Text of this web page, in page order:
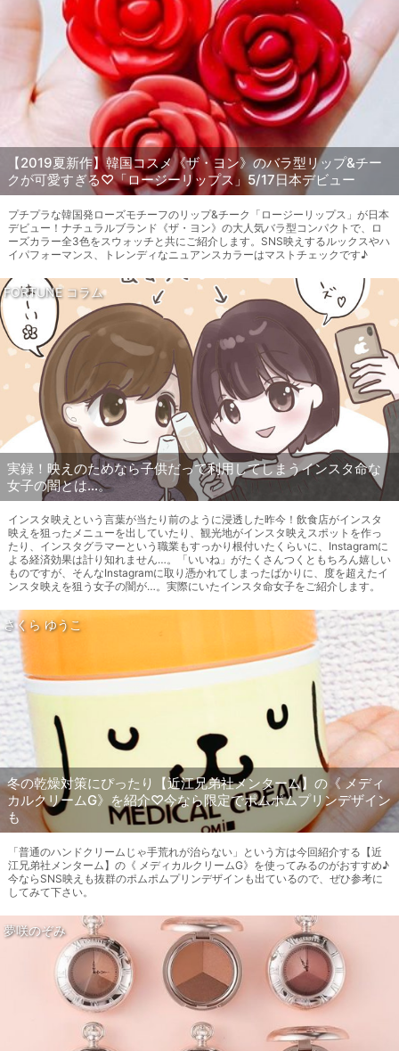
【2019夏新作】韓国コスメ《ザ・ヨン》のバラ型リップ&チー
クが可愛すぎる♡「ロージーリップス」5/17日本デビュー
プチプラな韓国発ローズモチーフのリップ&チーク「ロージーリップス」が日本
デビュー！ナチュラルブランド《ザ・ヨン》の大人気バラ型コンパクトで、ロ
ーズカラー全3色をスウォッチと共にご紹介します。SNS映えするルックスやハ
イパフォーマンス、トレンディなニュアンスカラーはマストチェックです♪
FORTUNE コラム
実録！映えのためなら子供だって利用してしまうインスタ命な
女子の闇とは…。
インスタ映えという言葉が当たり前のように浸透した昨今！飲食店がインスタ
映えを狙ったメニューを出していたり、観光地がインスタ映えスポットを作っ
たり、インスタグラマーという職業もすっかり根付いたくらいに、Instagramに
よる経済効果は計り知れません…。「いいね」がたくさんつくともちろん嬉しい
ものですが、そんなInstagramに取り憑かれてしまったばかりに、度を超えたイ
ンスタ映えを狙う女子の闇が…。実際にいたインスタ命女子をご紹介します。
さくら ゆうこ
冬の乾燥対策にぴったり【近江兄弟社メンターム】の《 メディ
カルクリームG》を紹介♡今なら限定でポムポムプリンデザイン
も
「普通のハンドクリームじゃ手荒れが治らない」という方は今回紹介する【近
江兄弟社メンターム】の《 メディカルクリームG》を使ってみるのがおすすめ♪
今ならSNS映えも抜群のポムポムプリンデザインも出ているので、ぜひ参考に
してみて下さい。
夢咲のぞみ